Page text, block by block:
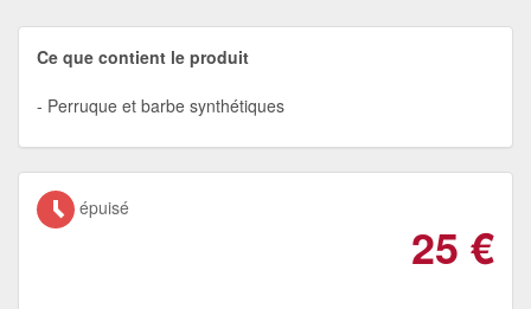
Ce que contient le produit
Perruque et barbe synthétiques
épuisé
25 €